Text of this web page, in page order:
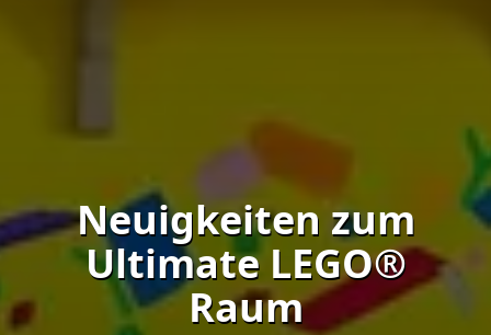
Neuigkeiten zum
Ultimate LEGO®
Raum